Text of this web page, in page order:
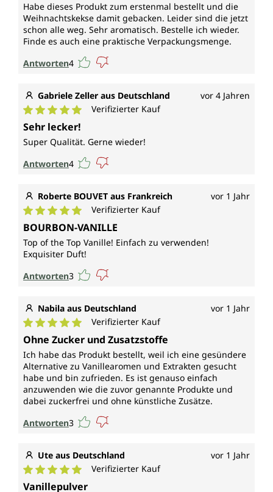
Habe dieses Produkt zum erstenmal bestellt und die
Weihnachtskekse damit gebacken. Leider sind die jetzt
schon alle weg. Sehr aromatisch. Bestelle ich wieder.
Finde es auch eine praktische Verpackungsmenge.
Antworten4
Gabriele Zeller aus Deutschland vor 4 Jahren
Durchschnittliche Bewertung von 5 von 5 Sternen
Verifizierter Kauf
Sehr lecker!
Super Qualität. Gerne wieder!
Antworten4
Roberte BOUVET aus Frankreich vor 1 Jahr
Durchschnittliche Bewertung von 5 von 5 Sternen
Verifizierter Kauf
BOURBON-VANILLE
Top of the Top Vanille! Einfach zu verwenden!
Exquisiter Duft!
Antworten3
Nabila aus Deutschland vor 1 Jahr
Durchschnittliche Bewertung von 5 von 5 Sternen
Verifizierter Kauf
Ohne Zucker und Zusatzstoffe
Ich habe das Produkt bestellt, weil ich eine gesündere
Alternative zu Vanillearomen und Extrakten gesucht
habe und bin zufrieden. Es ist genauso einfach
anzuwenden wie die zuvor genannte Produkte und
dabei zuckerfrei und ohne künstliche Zusätze.
Antworten3
Ute aus Deutschland vor 1 Jahr
Durchschnittliche Bewertung von 5 von 5 Sternen
Verifizierter Kauf
Vanillepulver